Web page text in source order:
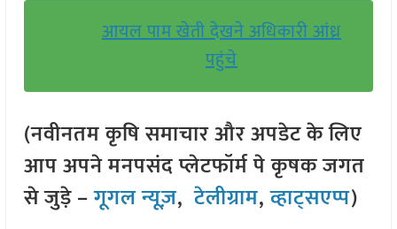
आयल पाम खेती देखने अधिकारी आंध्र
पहुंचे
(नवीनतम कृषि समाचार और अपडेट के लिए
आप अपने मनपसंद प्लेटफॉर्म पे कृषक जगत
से जुड़े –गूगल न्यूज़,टेलीग्राम,व्हाट्सएप्प)